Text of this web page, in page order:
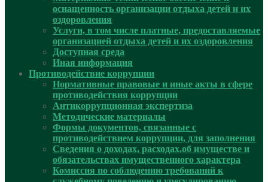
оснащенность организации отдыха детей и их
оздоровления
Услуги, в том числе платные, предоставляемые
организацией отдыха детей и их оздоровления
Доступная среда
Иная информация
Противодействие коррупции
Нормативные правовые и иные акты в сфере
противодействия коррупции
Антикоррупционная экспертиза
Методические материалы
Формы документов, связанные с
противодействием коррупции, для заполнения
Сведения о доходах, расходах,об имуществе и
обязательствах имущественного характера
Комиссия по соблюдению требований к